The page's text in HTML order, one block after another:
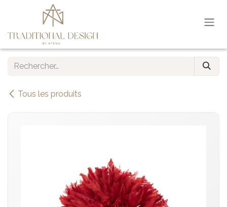
Se rendre au contenu
Tous les produits